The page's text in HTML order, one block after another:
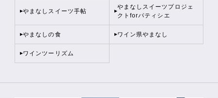
やまなしスイーツ手帖
やまなしスイーツプロジェ
クトforパティシエ
やまなしの食 ワイン県やまなし
ワインツーリズム